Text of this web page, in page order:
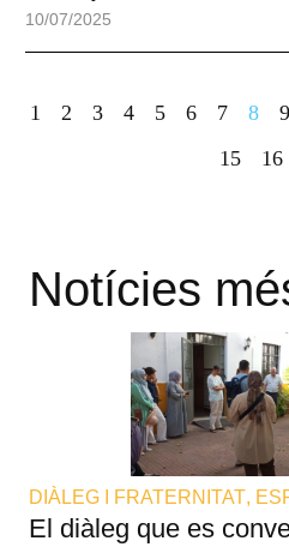
10/07/2025
1 2 3 4 5 6 7 8 9
15
16
Notícies
DIÀLEG I FRATERNITAT,
El diàleg que es